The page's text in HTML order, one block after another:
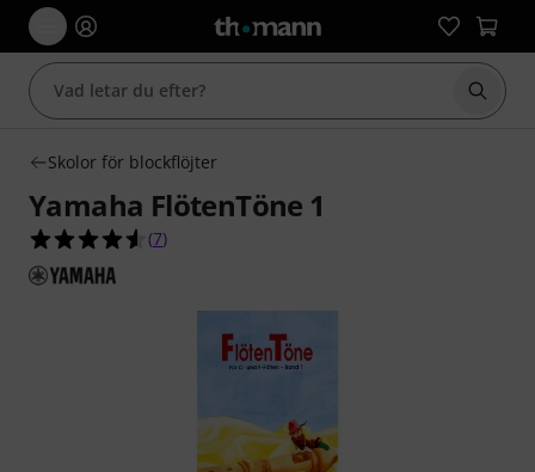
Börja
Skolor för blockflöjter
Yamaha FlötenTöne 1
4.6 av 5 stjärnor från 7 kundbetyg
(7)